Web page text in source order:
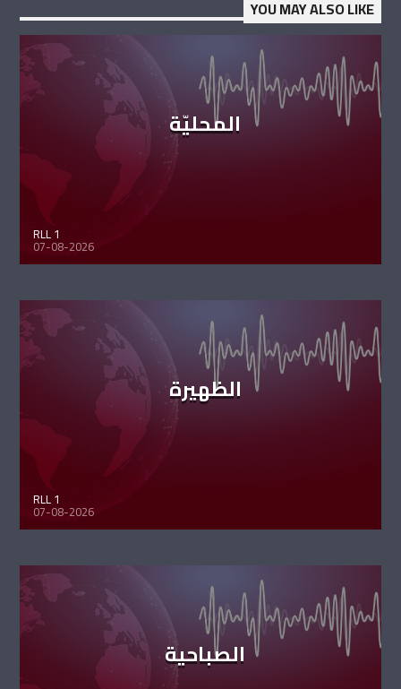
YOU MAY ALSO LIKE
المحليّة
RLL 1
07-08-2026
الظهيرة
RLL 1
07-08-2026
الصباحية